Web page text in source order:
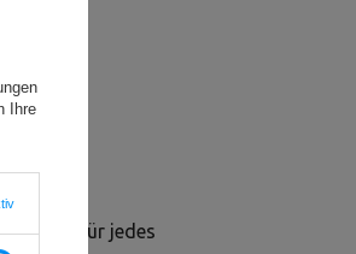
Lösung für jedes
Ihre